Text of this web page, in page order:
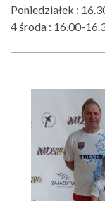
Poniedziałek :
4 środa : 16.00-